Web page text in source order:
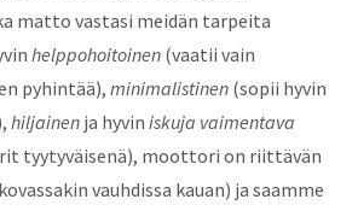
matto vastasi meidän tarpeita
helppohoitoinen (vaatii vain
pyhintää), minimalistinen (sopii hyvin
hiljainen ja hyvin iskuja vaimentava
tyytyväisenä), moottori on riittävän
vauhdissa kauan) ja saamme